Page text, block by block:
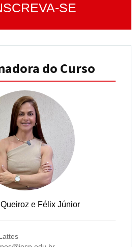
SE
do Curso
e Félix Júnior